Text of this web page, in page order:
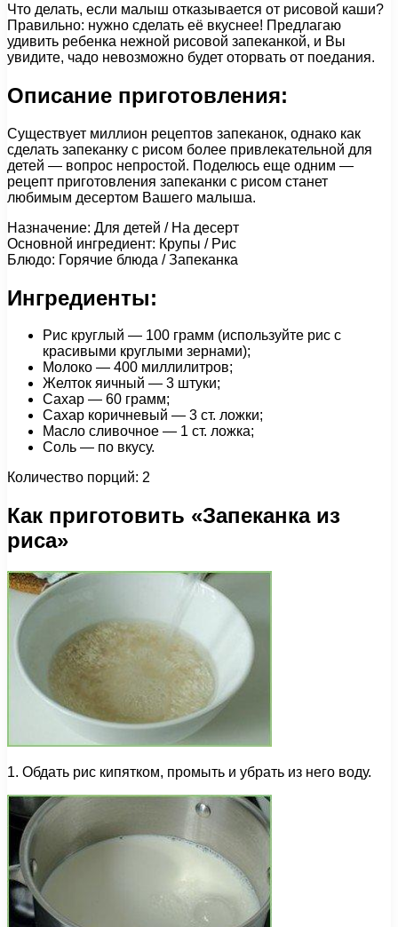
Что делать, если малыш отказывается от рисовой каши?
Правильно: нужно сделать её вкуснее! Предлагаю
удивить ребенка нежной рисовой запеканкой, и Вы
увидите, чадо невозможно будет оторвать от поедания.
Описание приготовления:
Существует миллион рецептов запеканок, однако как
сделать запеканку с рисом более привлекательной для
детей — вопрос непростой. Поделюсь еще одним —
рецепт приготовления запеканки с рисом станет
любимым десертом Вашего малыша.
Назначение: Для детей / На десерт
Основной ингредиент: Крупы / Рис
Блюдо: Горячие блюда / Запеканка
Ингредиенты:
Рис круглый — 100 грамм (используйте рис с
красивыми круглыми зернами);
Молоко — 400 миллилитров;
Желток яичный — 3 штуки;
Сахар — 60 грамм;
Сахар коричневый — 3 ст. ложки;
Масло сливочное — 1 ст. ложка;
Соль — по вкусу.
Количество порций: 2
Как приготовить «Запеканка из
риса»
1. Обдать рис кипятком, промыть и убрать из него воду.